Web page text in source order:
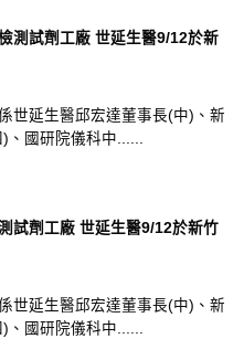
測試劑工廠 世延生醫9/12於新
世延生醫邱宏達董事長(中)、新
國研院儀科中......
試劑工廠 世延生醫9/12於新竹
世延生醫邱宏達董事長(中)、新
國研院儀科中......